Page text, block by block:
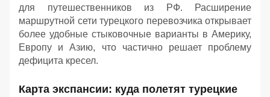
для путешественников из РФ. Расширение
маршрутной сети турецкого перевозчика открывает
более удобные стыковочные варианты в Америку,
Европу и Азию, что частично решает проблему
дефицита кресел.
Карта экспансии: куда полетят турецкие